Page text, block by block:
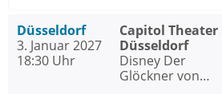
Düsseldorf
3. Januar 2027
18:30 Uhr
Capitol Theater
Düsseldorf
Disney Der
Glöckner von